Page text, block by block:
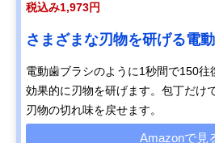
税込み1,973円
さまざまな刃物を研げる電
電動歯ブラシのように1秒間で150往
効果的に刃物を研げます。包丁だけ
刃物の切れ味を戻せます。
Amazonで見